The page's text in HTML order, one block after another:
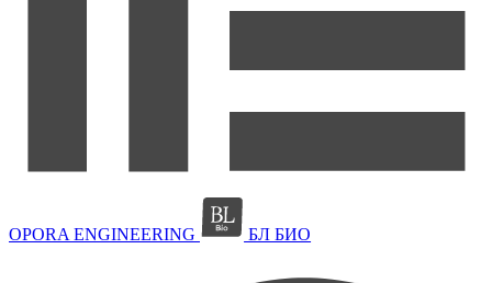
OPORA ENGINEERING БЛ БИО